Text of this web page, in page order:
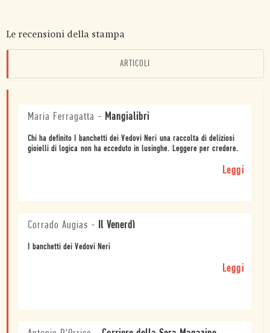
Le recensioni della stampa
ARTICOLI
Maria Ferragatta - Mangialibri
Chi ha definito I banchetti dei Vedovi Neri una raccolta di deliziosi
gioielli di logica non ha ecceduto in lusinghe. Leggere per credere.
Leggi
Corrado Augias - Il Venerdì
I banchetti dei Vedovi Neri
Leggi